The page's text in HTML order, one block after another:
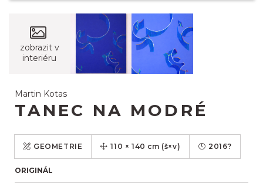
zobrazit v
interiéru
Martin Kotas
TANEC NA MODRÉ
GEOMETRIE 110 × 140 cm (š×v) 2016?
ORIGINÁL